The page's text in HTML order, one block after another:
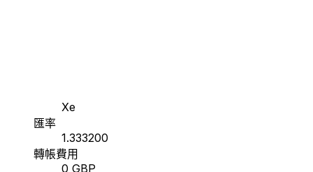
Xe
匯率
1.333200
轉帳費用
0 GBP